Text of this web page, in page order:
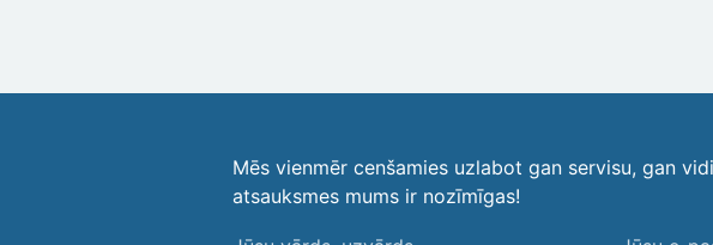
Mēs vienmēr cenšamies uzlabot gan servisu, gan
atsauksmes mums ir nozīmīgas!